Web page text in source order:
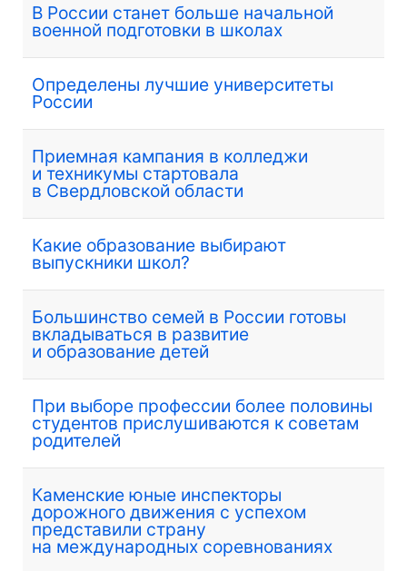
В России станет больше начальной
военной подготовки в школах
Определены лучшие университеты
России
Приемная кампания в колледжи
и техникумы стартовала
в Свердловской области
Какие образование выбирают
выпускники школ?
Большинство семей в России готовы
вкладываться в развитие
и образование детей
При выборе профессии более половины
студентов прислушиваются к советам
родителей
Каменские юные инспекторы
дорожного движения с успехом
представили страну
на международных соревнованиях